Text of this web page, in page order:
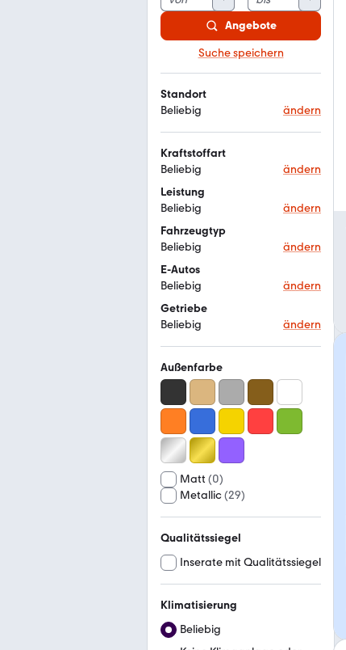
Angebote
Suche speichern
Standort
Beliebig
ändern
Kraftstoffart
Beliebig
ändern
Leistung
Beliebig
ändern
Fahrzeugtyp
Beliebig
ändern
E-Autos
Beliebig
ändern
Getriebe
Beliebig
ändern
Außenfarbe
Matt (0)
Metallic(29)
Qualitätssiegel
Inserate mit Qualitätssiegel
Klimatisierung
Beliebig